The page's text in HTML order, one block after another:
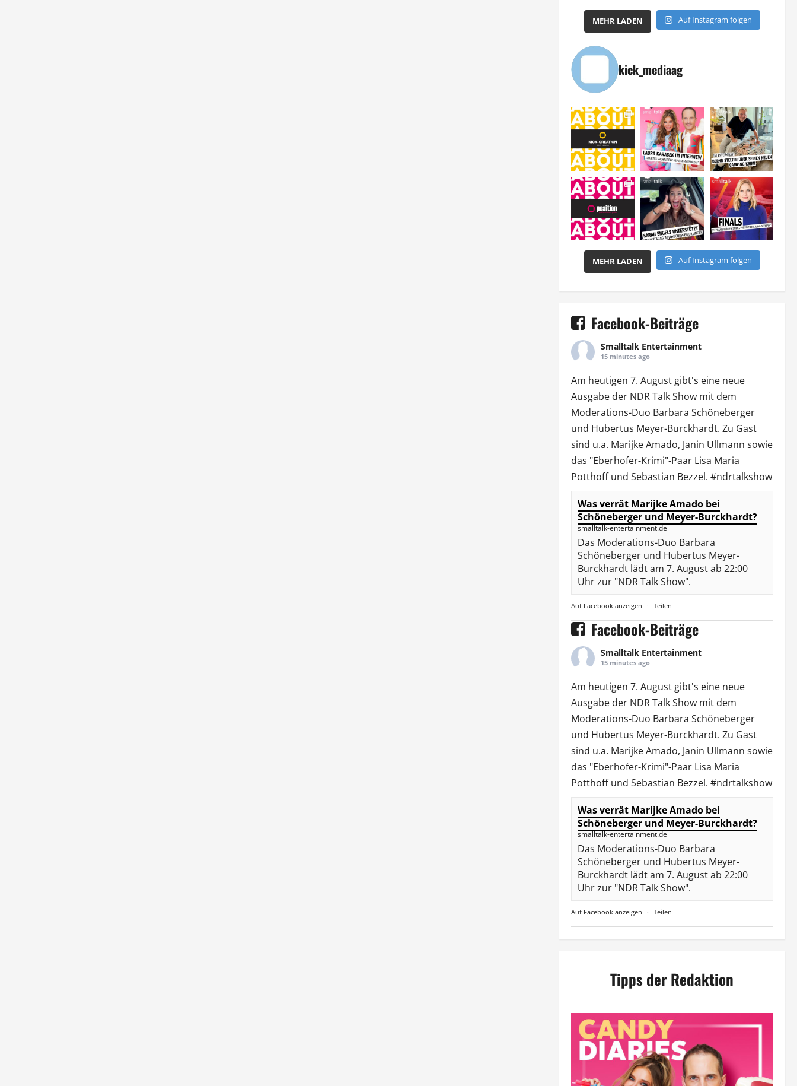
MEHR LADEN Auf Instagram folgen
kick_mediaag
MEHR LADEN Auf Instagram folgen
Facebook-Beiträge
Smalltalk Entertainment
15 minutes ago
Am heutigen 7. August gibt's eine neue
Ausgabe der NDR Talk Showmit dem
Moderations-Duo Barbara Schöneberger
und Hubertus Meyer-Burckhardt. Zu Gast
sind u.a. Marijke Amado, Janin Ullmann sowie
das "Eberhofer-Krimi"-Paar Lisa Maria
Potthoff und Sebastian Bezzel. #ndrtalkshow
Was verrät Marijke Amado bei
Schöneberger und Meyer-Burckhardt?
smalltalk-entertainment.de
Das Moderations-Duo Barbara
Schöneberger und Hubertus Meyer-
Burckhardt lädt am 7. August ab 22:00
Uhr zur "NDR Talk Show".
Auf Facebook anzeigen · Teilen
Facebook-Beiträge
Smalltalk Entertainment
15 minutes ago
Am heutigen 7. August gibt's eine neue
Ausgabe der NDR Talk Showmit dem
Moderations-Duo Barbara Schöneberger
und Hubertus Meyer-Burckhardt. Zu Gast
sind u.a. Marijke Amado, Janin Ullmann sowie
das "Eberhofer-Krimi"-Paar Lisa Maria
Potthoff und Sebastian Bezzel. #ndrtalkshow
Was verrät Marijke Amado bei
Schöneberger und Meyer-Burckhardt?
smalltalk-entertainment.de
Das Moderations-Duo Barbara
Schöneberger und Hubertus Meyer-
Burckhardt lädt am 7. August ab 22:00
Uhr zur "NDR Talk Show".
Auf Facebook anzeigen · Teilen
Tipps der Redaktion